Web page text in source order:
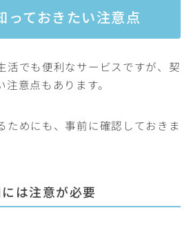
っておきたい注意点
活でも便利なサービスですが、契
意点もあります。
ためにも、事前に確認しておきま
は注意が必要